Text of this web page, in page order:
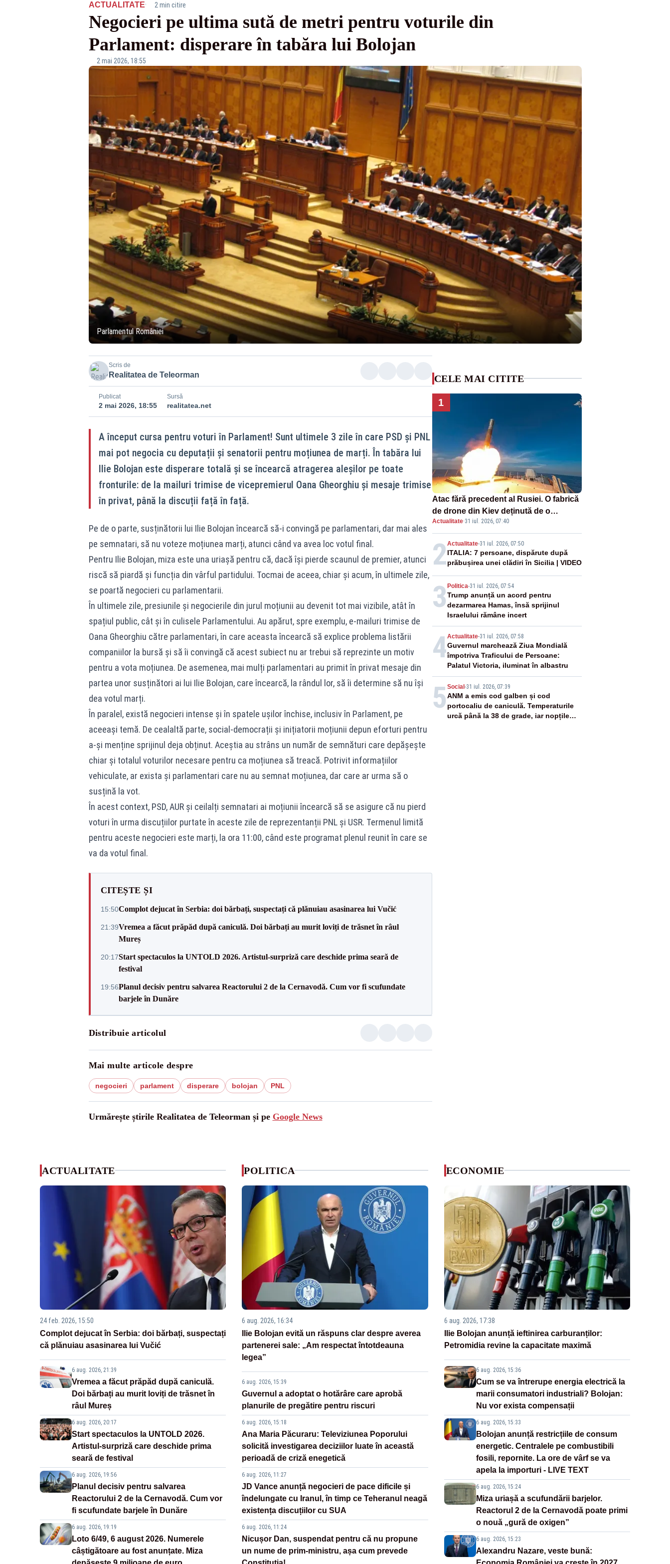
ACTUALITATE· 2 min citire
Negocieri pe ultima sută de metri pentru voturile din
Parlament: disperare în tabăra lui Bolojan
2 mai 2026, 18:55
Parlamentul României
Scris de
Realitatea de Teleorman
Publicat
2 mai 2026, 18:55
Sursă
realitatea.net
A început cursa pentru voturi în Parlament! Sunt ultimele 3 zile în care PSD și PNL
mai pot negocia cu deputații și senatorii pentru moțiunea de marți. În tabăra lui
Ilie Bolojan este disperare totală și se încearcă atragerea aleșilor pe toate
fronturile: de la mailuri trimise de vicepremierul Oana Gheorghiu și mesaje trimise
în privat, până la discuții față în față.
Pe de o parte, susținătorii lui Ilie Bolojan încearcă să-i convingă pe parlamentari, dar mai ales
pe semnatari, să nu voteze moțiunea marți, atunci când va avea loc votul final.
Pentru Ilie Bolojan, miza este una uriașă pentru că, dacă își pierde scaunul de premier, atunci
riscă să piardă și funcția din vârful partidului. Tocmai de aceea, chiar și acum, în ultimele zile,
se poartă negocieri cu parlamentarii.
În ultimele zile, presiunile și negocierile din jurul moțiunii au devenit tot mai vizibile, atât în
spațiul public, cât și în culisele Parlamentului. Au apărut, spre exemplu, e-mailuri trimise de
Oana Gheorghiu către parlamentari, în care aceasta încearcă să explice problema listării
companiilor la bursă și să îi convingă că acest subiect nu ar trebui să reprezinte un motiv
pentru a vota moțiunea. De asemenea, mai mulți parlamentari au primit în privat mesaje din
partea unor susținători ai lui Ilie Bolojan, care încearcă, la rândul lor, să îi determine să nu își
dea votul marți.
În paralel, există negocieri intense și în spatele ușilor închise, inclusiv în Parlament, pe
aceeași temă. De cealaltă parte, social-democrații și inițiatorii moțiunii depun eforturi pentru
a-și menține sprijinul deja obținut. Aceștia au strâns un număr de semnături care depășește
chiar și totalul voturilor necesare pentru ca moțiunea să treacă. Potrivit informațiilor
vehiculate, ar exista și parlamentari care nu au semnat moțiunea, dar care ar urma să o
susțină la vot.
În acest context, PSD, AUR și ceilalți semnatari ai moțiunii încearcă să se asigure că nu pierd
voturi în urma discuțiilor purtate în aceste zile de reprezentanții PNL și USR. Termenul limită
pentru aceste negocieri este marți, la ora 11:00, când este programat plenul reunit în care se
va da votul final.
CITEȘTE ȘI
15:50Complot dejucat în Serbia: doi bărbați, suspectați că plănuiau asasinarea lui Vučić
21:39Vremea a făcut prăpăd după caniculă. Doi bărbați au murit loviți de trăsnet în râul
Mureș
20:17Start spectaculos la UNTOLD 2026. Artistul-surpriză care deschide prima seară de
festival
19:56Planul decisiv pentru salvarea Reactorului 2 de la Cernavodă. Cum vor fi scufundate
barjele în Dunăre
Distribuie articolul
Mai multe articole despre
negocieri parlament disperare bolojan PNL
Urmărește știrile Realitatea de Teleorman și pe Google News
CELE MAI CITITE
1
Atac fără precedent al Rusiei. O fabrică
de drone din Kiev deținută de o
companie americană, distrusă de o
rachetă rusească
Actualitate·31 iul. 2026, 07:40
2Actualitate-31 iul. 2026, 07:50
ITALIA: 7 persoane, dispărute după
prăbușirea unei clădiri în Sicilia | VIDEO
3 Politica-31 iul. 2026, 07:54
Trump anunță un acord pentru
dezarmarea Hamas, însă sprijinul
Israelului rămâne incert
4Actualitate-31 iul. 2026, 07:58
Guvernul marchează Ziua Mondială
împotriva Traficului de Persoane:
Palatul Victoria, iluminat în albastru
5 Social-31 iul. 2026, 07:39
ANM a emis cod galben și cod
portocaliu de caniculă. Temperaturile
urcă până la 38 de grade, iar nopțile
ACTUALITATE
24 feb. 2026, 15:50
Complot dejucat în Serbia: doi bărbați, suspectați
că plănuiau asasinarea lui Vučić
6 aug. 2026, 21:39
Vremea a făcut prăpăd după caniculă.
Doi bărbați au murit loviți de trăsnet în
râul Mureș
6 aug. 2026, 20:17
Start spectaculos la UNTOLD 2026.
Artistul-surpriză care deschide prima
seară de festival
6 aug. 2026, 19:56
Planul decisiv pentru salvarea
Reactorului 2 de la Cernavodă. Cum vor
fi scufundate barjele în Dunăre
6 aug. 2026, 19:19
Loto 6/49, 6 august 2026. Numerele
câștigătoare au fost anunțate. Miza
POLITICA
6 aug. 2026, 16:34
Ilie Bolojan evită un răspuns clar despre averea
partenerei sale: „Am respectat întotdeauna
legea”
6 aug. 2026, 15:39
Guvernul a adoptat o hotărâre care aprobă
planurile de pregătire pentru riscuri
6 aug. 2026, 15:18
Ana Maria Păcuraru: Televiziunea Poporului
solicită investigarea deciziilor luate în această
perioadă de criză enegetică
6 aug. 2026, 11:27
JD Vance anunță negocieri de pace dificile și
îndelungate cu Iranul, în timp ce Teheranul neagă
existența discuțiilor cu SUA
6 aug. 2026, 11:24
Nicușor Dan, suspendat pentru că nu propune
un nume de prim-ministru, așa cum prevede
ECONOMIE
6 aug. 2026, 17:38
Ilie Bolojan anunță ieftinirea carburanților:
Petromidia revine la capacitate maximă
6 aug. 2026, 15:36
Cum se va întrerupe energia electrică la
marii consumatori industriali? Bolojan:
Nu vor exista compensații
6 aug. 2026, 15:33
Bolojan anunță restricțiile de consum
energetic. Centralele pe combustibili
fosili, repornite. La ore de vârf se va
apela la importuri - LIVE TEXT
6 aug. 2026, 15:24
Miza uriașă a scufundării barjelor.
Reactorul 2 de la Cernavodă poate primi
o nouă „gură de oxigen”
6 aug. 2026, 15:23
Alexandru Nazare, veste bună: